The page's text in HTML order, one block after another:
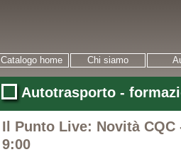
Catalogo home Chi siamo
Autotrasporto -
Il Punto Live: Novità CQC
9:00